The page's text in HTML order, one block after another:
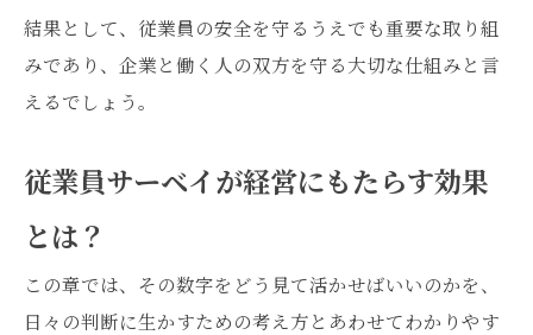
結果として、従業員の安全を守るうえでも重要な取り組
みであり、企業と働く人の双方を守る大切な仕組みと言
えるでしょう。
従業員サーベイが経営にもたらす効果
とは？
この章では、その数字をどう見て活かせばいいのかを、
日々の判断に生かすための考え方とあわせてわかりやす